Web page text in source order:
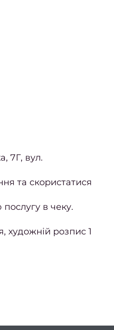
7Г, вул.
та скористатися
в чеку.
художній розпис 1